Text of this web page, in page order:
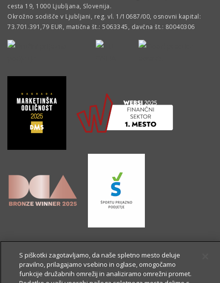
cesta 19, 1000 Ljubljana, Slovenija.
Okrožno sodišče v Ljubljani, reg. vl. 1/10687/00, osnovni kapital:
73.701.391,79 EUR, matična št.: 5063345, davčna št.: 80040306
S piškotki zagotavljamo, da naše spletno mesto deluje
pravilno, prilagajamo vsebino in oglase, omogočamo
funkcije družabnih omrežij in analiziramo omrežni promet.